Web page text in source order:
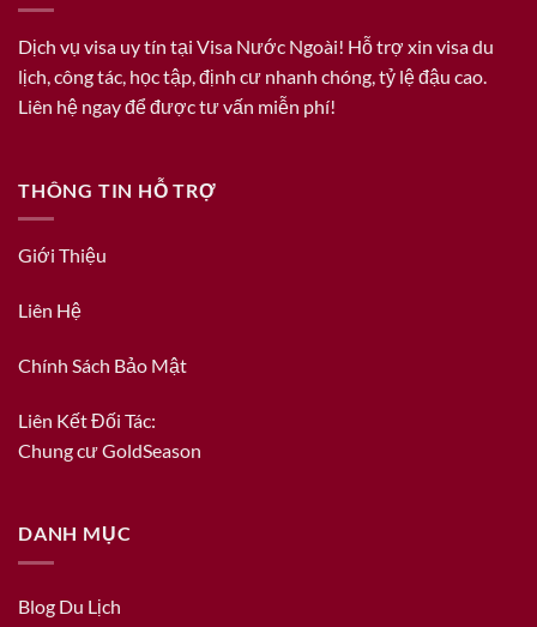
Dịch vụ visa uy tín tại Visa Nước Ngoài! Hỗ trợ xin visa du
lịch, công tác, học tập, định cư nhanh chóng, tỷ lệ đậu cao.
Liên hệ ngay để được tư vấn miễn phí!
THÔNG TIN HỖ TRỢ
Giới Thiệu
Liên Hệ
Chính Sách Bảo Mật
Liên Kết Đối Tác:
Chung cư GoldSeason
DANH MỤC
Blog Du Lịch